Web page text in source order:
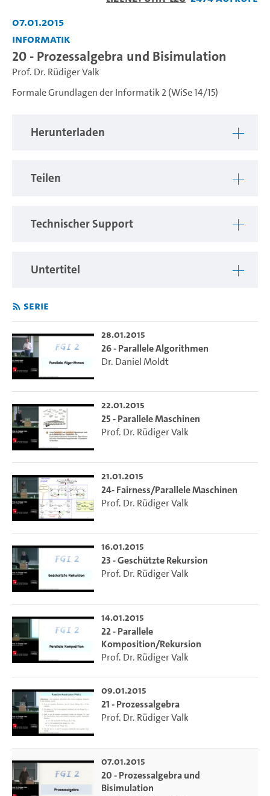
07.01.2015
Informatik
20 - Prozessalgebra und Bisimulation
Prof. Dr. Rüdiger Valk
Formale Grundlagen der Informatik 2 (WiSe 14/15)
Herunterladen
Teilen
Technischer Support
Untertitel
Serie
28.01.2015
26 - Parallele Algorithmen
Dr. Daniel Moldt
22.01.2015
25 - Parallele Maschinen
Prof. Dr. Rüdiger Valk
21.01.2015
24- Fairness/Parallele Maschinen
Prof. Dr. Rüdiger Valk
16.01.2015
23 - Geschützte Rekursion
Prof. Dr. Rüdiger Valk
14.01.2015
22 - Parallele
Komposition/Rekursion
Prof. Dr. Rüdiger Valk
09.01.2015
21 - Prozessalgebra
Prof. Dr. Rüdiger Valk
07.01.2015
20 - Prozessalgebra und
Bisimulation